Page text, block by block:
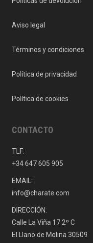
Aviso legal
Términos y condiciones
Política de privacidad
Política de cookies
CONTACTO
TLF:
+34 647 605 905
EMAIL:
info@charate.com
DIRECCIÓN:
Calle La Viña 17 2º C
El Llano de Molina 30509